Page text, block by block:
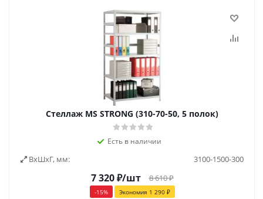
Стеллаж MS STRONG (310-70-50, 5 полок)
Есть в наличии
ВxШxГ, мм: 3100-1500-300
7 320₽/шт 8 610₽
-15% Экономия 1 290₽